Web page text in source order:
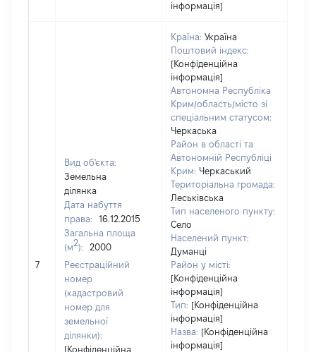
інформація]
7
Вид об'єкта:
Земельна
ділянка
Дата набуття
права:
16.12.2015
Загальна площа
(м2):
2000
Реєстраційний
номер
(кадастровий
номер для
земельної
ділянки):
[Конфіденційна
Країна: Україна
Поштовий індекс:
[Конфіденційна
інформація]
Автономна Республіка
Крим/область/місто зі
спеціальним статусом:
Черкаська
Район в області та
Автономній Республіці
Крим: Черкаський
Територіальна громада:
Леськівська
Тип населеного пункту:
Село
Населений пункт:
Думанці
Район у місті:
[Конфіденційна
інформація]
Тип: [Конфіденційна
інформація]
Назва: [Конфіденційна
інформація]